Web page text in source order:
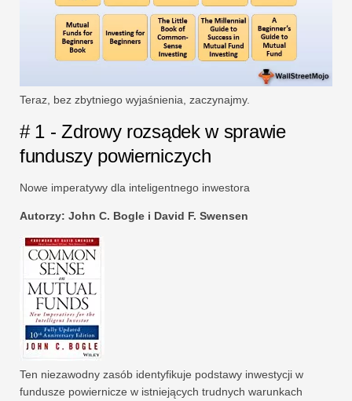
Teraz, bez zbytniego wyjaśnienia, zaczynajmy.
# 1 - Zdrowy rozsądek w sprawie
funduszy powierniczych
Nowe imperatywy dla inteligentnego inwestora
Autorzy: John C. Bogle i David F. Swensen
Ten niezawodny zasób identyfikuje podstawy inwestycji w
fundusze powiernicze w istniejących trudnych warunkach